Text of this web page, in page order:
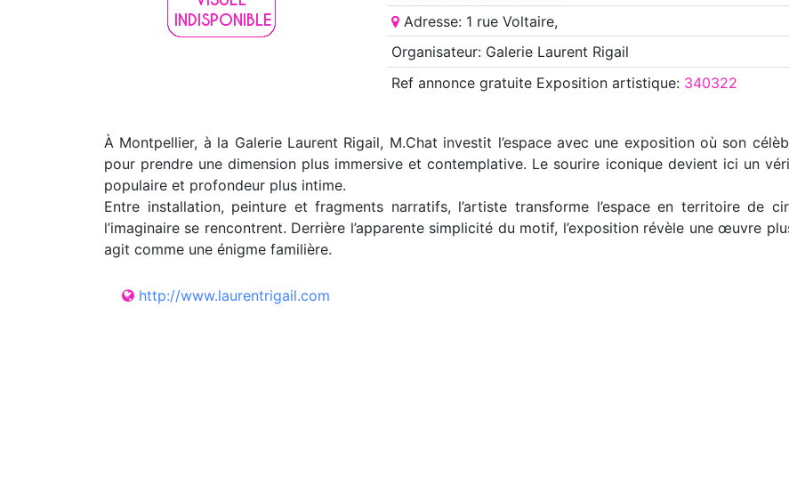
Adresse: 1 rue Voltaire,
Organisateur: Galerie Laurent Rigail
Ref annoncegratuite Exposition artistique: 340322
À Montpellier, à la Galerie Laurent Rigail, M.Chat investit l’espace avec une exposition où son
pour prendre une dimension plus immersive et contemplative. Le sourire iconique devient ici un
populaire et profondeur plus intime.
Entre installation, peinture et fragments narratifs, l’artiste transforme l’espace en territoire de
l’imaginaire se rencontrent. Derrière l’apparente simplicité du motif, l’exposition révèle une œuvre
agit comme une énigme familière.
http://www.laurentrigail.com